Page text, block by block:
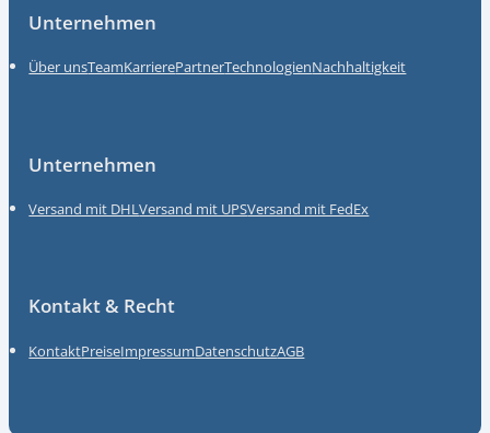
Unternehmen
Über unsTeamKarrierePartnerTechnologienNachhaltigkeit
Unternehmen
Versand mit DHLVersand mit UPSVersand mit FedEx
Kontakt & Recht
KontaktPreiseImpressumDatenschutzAGB